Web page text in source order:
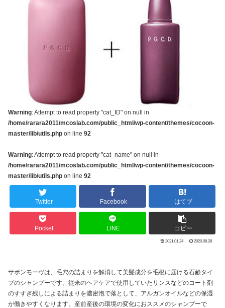
Warning: Attempt to read property "cat_ID" on null in
/home/rarara2011/mcoslab.com/public_html/wp-content/themes/cocoon-
master/lib/utils.php on line 92
Warning: Attempt to read property "cat_name" on null in
/home/rarara2011/mcoslab.com/public_html/wp-content/themes/cocoon-
master/lib/utils.php on line 92
Twitter Facebook はてブ
Pocket LINE コピー
2021.01.24 2020.08.28
サボンモーヴは、毛穴の詰まりを解消して美髪成分を毛根に届ける石鹸タイ
プのシャンプーです。従来のヘアケアで使用していたリンスなどのコート剤
のすすぎ残しによる詰まりを濃密泡で落として、アルガンオイルなどの保湿
が働きやすくなります。産前産後の環境の変化におススメのシャンプーで